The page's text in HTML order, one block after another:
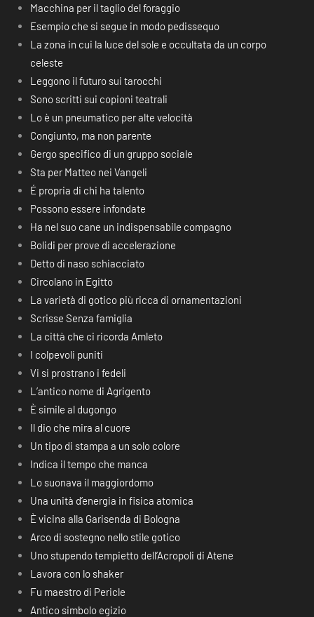
Macchina per il taglio del foraggio
Esempio che si segue in modo pedissequo
La zona in cui la luce del sole e occultata da un corpo
celeste
Leggono il futuro sui tarocchi
Sono scritti sui copioni teatrali
Lo è un pneumatico per alte velocità
Congiunto, ma non parente
Gergo specifico di un gruppo sociale
Sta per Matteo nei Vangeli
É propria di chi ha talento
Possono essere infondate
Ha nel suo cane un indispensabile compagno
Bolidi per prove di accelerazione
Detto di naso schiacciato
Circolano in Egitto
La varietà di gotico più ricca di ornamentazioni
Scrisse Senza famiglia
La città che ci ricorda Amleto
I colpevoli puniti
Vi si prostrano i fedeli
L’antico nome di Agrigento
È simile al dugongo
Il dio che mira al cuore
Un tipo di stampa a un solo colore
Indica il tempo che manca
Lo suonava il maggiordomo
Una unità d’energia in fisica atomica
È vicina alla Garisenda di Bologna
Arco di sostegno nello stile gotico
Uno stupendo tempietto dell’Acropoli di Atene
Lavora con lo shaker
Fu maestro di Pericle
Antico simbolo egizio